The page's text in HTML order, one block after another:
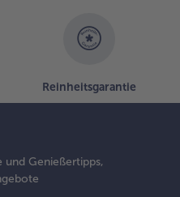
Reinheitsgarantie
Genießertipps,